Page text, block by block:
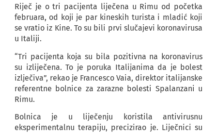
Riječ je o tri pacijenta liječena u Rimu od početka
februara, od koji je par kineskih turista i mladić koji
se vratio iz Kine. To su bili prvi slučajevi koronavirusa
u Italiji.
“Tri pacijenta koja su bila pozitivna na koronavirus
su izliječena. To je poruka Italijanima da je bolest
izlječiva”, rekao je Francesco Vaia, direktor italijanske
referentne bolnice za zarazne bolesti Spalanzani u
Rimu.
Bolnica je u liječenju koristila antivirusnu
eksperimentalnu terapiju, precizirao je. Liječnici su